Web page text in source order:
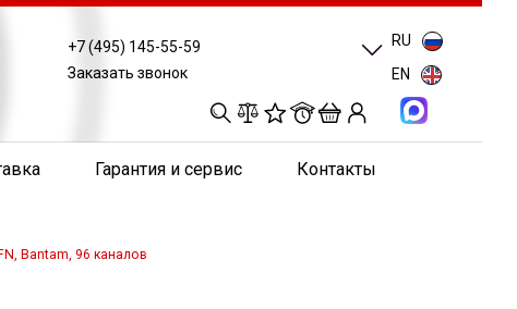
+7 (495) 145-55-59
Заказать звонок
0
RU
EN
Гарантия и сервис Контакты
Bantam, 96 каналов